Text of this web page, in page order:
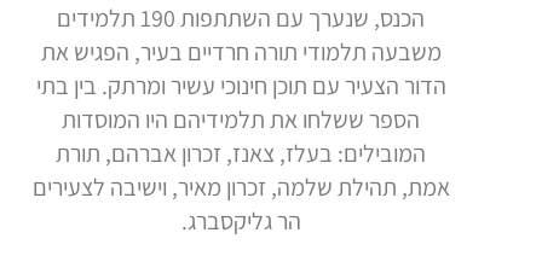
הכנס, שנערך עם השתתפות 190 תלמידים
משבעה תלמודי תורה חרדיים בעיר, הפגיש את
הדור הצעיר עם תוכן חינוכי עשיר ומרתק. בין בתי
הספר ששלחו את תלמידיהם היו המוסדות
המובילים: בעלז, צאנז, זכרון אברהם, תורת
אמת, תהילת שלמה, זכרון מאיר, וישיבה לצעירים
הר גליקסברג.